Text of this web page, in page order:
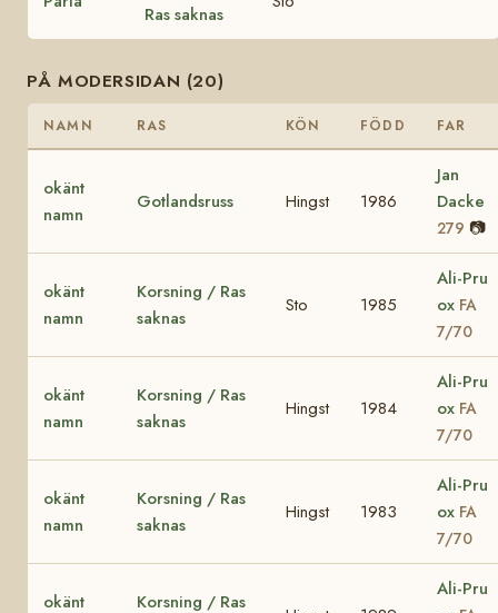
Ras saknas
PÅ MODERSIDAN (20)
NAMN RAS KÖN FÖDD FAR
okänt
namn
Gotlandsruss Hingst 1986
Jan
Dacke
279 📷
okänt
namn
Korsning / Ras
saknas
Sto 1985
Ali-Pru
ox FA
7/70
okänt
namn
Korsning / Ras
saknas
Hingst 1984
Ali-Pru
ox FA
7/70
okänt
namn
Korsning / Ras
saknas
Hingst 1983
Ali-Pru
ox FA
7/70
okänt
Korsning / Ras
Ali-Pru